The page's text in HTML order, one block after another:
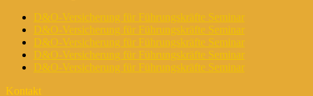
D&O-Versicherung für Führungskräfte Seminar
D&O-Versicherung für Führungskräfte Seminar
D&O-Versicherung für Führungskräfte Seminar
D&O-Versicherung für Führungskräfte Seminar
D&O-Versicherung für Führungskräfte Seminar
Kontakt